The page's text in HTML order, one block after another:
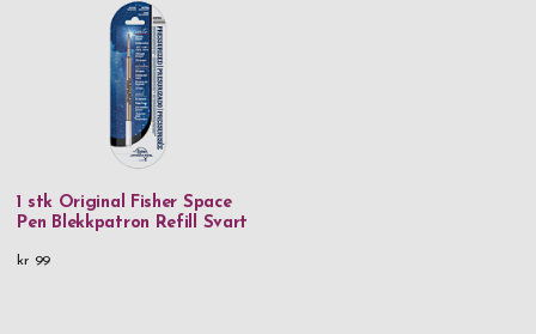
1 stk Original Fisher Space
Pen Blekkpatron Refill Svart
kr 99